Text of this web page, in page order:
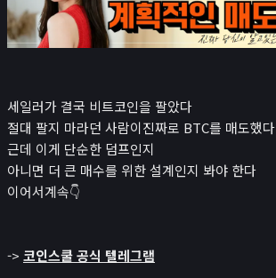
🐳
리치리스트
경제 캘린더
비트코인 보유단체
인플루언서
₿
크립토
세일러가 결국 비트코인을 팔았다
절대 팔지 마라던 사람이진짜로 BTC를 매도했다
근데 이게 단순한 덤프인지
아니면 더 큰 매수를 위한 설계인지 봐야 한다
이어서계속👇
-> 코인스쿨 공식 텔레그램